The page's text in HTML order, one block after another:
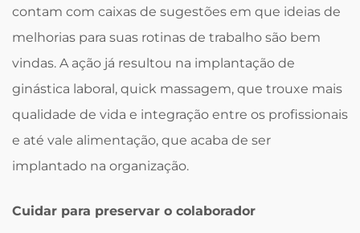
contam com caixas de sugestões em que ideias de
melhorias para suas rotinas de trabalho são bem
vindas. A ação já resultou na implantação de
ginástica laboral, quick massagem, que trouxe mais
qualidade de vida e integração entre os profissionais
e até vale alimentação, que acaba de ser
implantado na organização.
Cuidar para preservar o colaborador